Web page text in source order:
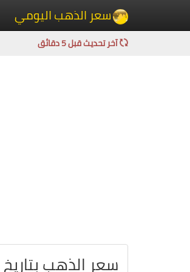
سعر الذهب اليومي
آخر تحديث قبل 5 دقائق
سعر الذهب بتاريخ 01-06-2020 في الولايات المتحدة بالدولار